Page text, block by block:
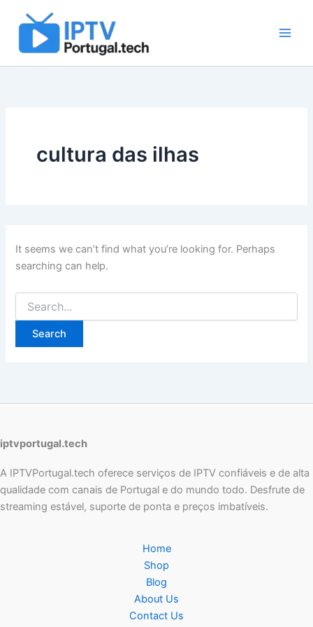
content
cultura das ilhas
It seems we can’t find what you’re looking for. Perhaps
searching can help.
for:
iptvportugal.tech
A IPTVPortugal.tech oferece serviços de IPTV confiáveis e de alta
qualidade com canais de Portugal e do mundo todo. Desfrute de
streaming estável, suporte de ponta e preços imbatíveis.
Home
Shop
Blog
About Us
Contact Us